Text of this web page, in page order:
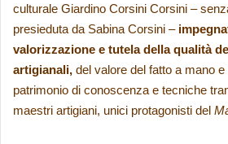
culturale Giardino Corsini Corsini –
presieduta da Sabina Corsini –
valorizzazione e tutela della qualità
artigianali, del valore del fatto a mano e
patrimonio di conoscenza e tecniche
maestri artigiani, unici protagonisti del